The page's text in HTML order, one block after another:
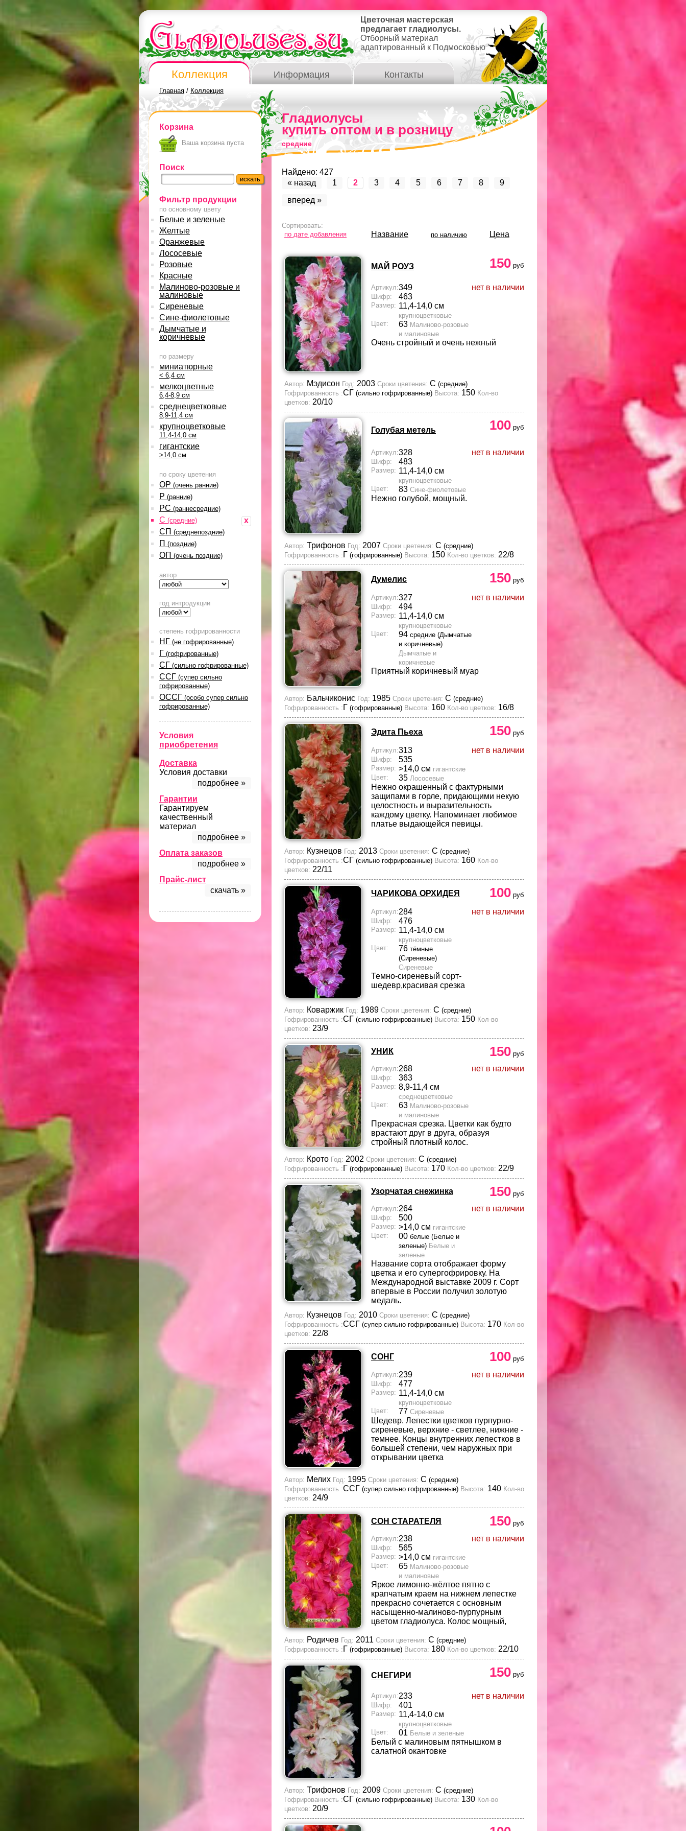
Цветочная мастерская
предлагает гладиолусы.
Отборный материал
адаптированный к Подмосковью
Коллекция Информация Контакты
Главная / Коллекция
Корзина
Ваша корзина пуста
Поиск
Фильтр продукции
по основному цвету
Белые и зеленые
Желтые
Оранжевые
Лососевые
Розовые
Красные
Малиново-розовые и
малиновые
Сиреневые
Сине-фиолетовые
Дымчатые и
коричневые
по размеру
миниатюрные
< 6,4 см
мелкоцветные
6,4-8,9 см
среднецветковые
8,9-11,4 см
крупноцветковые
11,4-14,0 см
гигантские
>14,0 см
по сроку цветения
ОР (очень ранние)
Р (ранние)
РС (раннесредние)
x
С (средние)
СП (среднепоздние)
П (поздние)
ОП (очень поздние)
автор
год интродукции
степень гофрированности
НГ (не гофрированные)
Г (гофрированные)
СГ (сильно гофрированные)
ССГ (супер сильно
гофрированные)
ОССГ (особо супер сильно
гофрированные)
Условия
приобретения
Доставка
Условия доставки
подробнее »
Гарантии
Гарантируем
качественный
материал
подробнее »
Оплата заказов
подробнее »
Прайс-лист
скачать »
Гладиолусы
купить оптом и в розницу
средние
Найдено: 427
« назад
1 2 3 4 5 6 7 8
9
вперед »
Сортировать:
по дате добавления
Название по наличию Цена
МАЙ РОУЗ 150 руб
нет в наличии
Артикул:349
Шифр: 463
Размер: 11,4-14,0 см
крупноцветковые
Цвет:
63 Малиново-розовые
и малиновые
Очень стройный и очень нежный
Автор: Мэдисон Год: 2003 Сроки цветения: С (средние)
Гофрированность :СГ (сильно гофрированные) Высота: 150 Кол-во
цветков: 20/10
Голубая метель 100 руб
нет в наличии
Артикул:328
Шифр: 483
Размер: 11,4-14,0 см
крупноцветковые
Цвет:
83 Сине-фиолетовые
Нежно голубой, мощный.
Автор: Трифонов Год: 2007 Сроки цветения: С (средние)
Гофрированность : Г (гофрированные) Высота: 150 Кол-во цветков: 22/8
Думелис 150 руб
нет в наличии
Артикул:327
Шифр: 494
Размер: 11,4-14,0 см
крупноцветковые
Цвет:
94 средние (Дымчатые
и коричневые)
Дымчатые и
коричневые
Приятный коричневый муар
Автор: Бальчиконис Год: 1985 Сроки цветения: С (средние)
Гофрированность : Г (гофрированные) Высота: 160 Кол-во цветков: 16/8
Эдита Пьеха 150 руб
нет в наличии
Артикул:313
Шифр: 535
Размер: >14,0 см гигантские
Цвет:
35 Лососевые
Нежно окрашенный с фактурными
защипами в горле, придающими некую
целостность и выразительность
каждому цветку. Напоминает любимое
платье выдающейся певицы.
Автор: Кузнецов Год: 2013 Сроки цветения: С (средние)
Гофрированность :СГ (сильно гофрированные) Высота: 160 Кол-во
цветков: 22/11
ЧАРИКОВА ОРХИДЕЯ 100 руб
нет в наличии
Артикул:284
Шифр: 476
Размер: 11,4-14,0 см
крупноцветковые
Цвет:
76 тёмные
(Сиреневые)
Сиреневые
Темно-сиреневый сорт-
шедевр,красивая срезка
Автор: Коваржик Год: 1989 Сроки цветения: С (средние)
Гофрированность :СГ (сильно гофрированные) Высота: 150 Кол-во
цветков: 23/9
УНИК 150 руб
нет в наличии
Артикул:268
Шифр: 363
Размер: 8,9-11,4 см
среднецветковые
Цвет:
63 Малиново-розовые
и малиновые
Прекрасная срезка. Цветки как будто
врастают друг в друга, образуя
стройный плотный колос.
Автор: Крото Год: 2002 Сроки цветения: С (средние)
Гофрированность : Г (гофрированные) Высота: 170 Кол-во цветков: 22/9
Узорчатая снежинка 150 руб
нет в наличии
Артикул:264
Шифр: 500
Размер: >14,0 см гигантские
Цвет:
00 белые (Белые и
зеленые) Белые и
зеленые
Название сорта отображает форму
цветка и его супергофрировку. На
Международной выставке 2009 г. Сорт
впервые в России получил золотую
медаль.
Автор: Кузнецов Год: 2010 Сроки цветения: С (средние)
Гофрированность :ССГ (супер сильно гофрированные) Высота: 170 Кол-во
цветков: 22/8
СОНГ 100 руб
нет в наличии
Артикул:239
Шифр: 477
Размер: 11,4-14,0 см
крупноцветковые
Цвет:
77 Сиреневые
Шедевр. Лепестки цветков пурпурно-
сиреневые, верхние - светлее, нижние -
темнее. Концы внутренних лепестков в
большей степени, чем наружных при
открывании цветка
Автор: Мелих Год: 1995 Сроки цветения: С (средние)
Гофрированность :ССГ (супер сильно гофрированные) Высота: 140 Кол-во
цветков: 24/9
СОН СТАРАТЕЛЯ 150 руб
нет в наличии
Артикул:238
Шифр: 565
Размер: >14,0 см гигантские
Цвет:
65 Малиново-розовые
и малиновые
Яркое лимонно-жёлтое пятно с
крапчатым краем на нижнем лепестке
прекрасно сочетается с основным
насыщенно-малиново-пурпурным
цветом гладиолуса. Колос мощный,
Автор: Родичев Год: 2011 Сроки цветения: С (средние)
Гофрированность : Г (гофрированные) Высота: 180 Кол-во цветков: 22/10
СНЕГИРИ 150 руб
нет в наличии
Артикул:233
Шифр: 401
Размер: 11,4-14,0 см
крупноцветковые
Цвет:
01 Белые и зеленые
Белый с малиновым пятнышком в
салатной окантовке
Автор: Трифонов Год: 2009 Сроки цветения: С (средние)
Гофрированность :СГ (сильно гофрированные) Высота: 130 Кол-во
цветков: 20/9